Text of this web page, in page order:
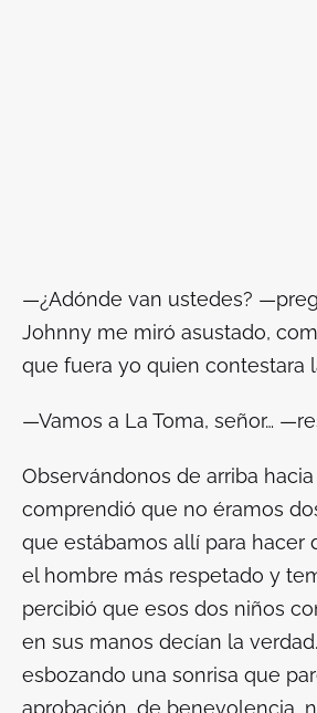
—¿Adónde van ustedes?
Johnny me miró asustado,
que fuera yo quien contestara
—Vamos a La Toma, señor…
Observándonos de arriba hacia
comprendió que no éramos
que estábamos allí para hacer
el hombre más respetado y
percibió que esos dos niños
en sus manos decían la
esbozando una sonrisa que